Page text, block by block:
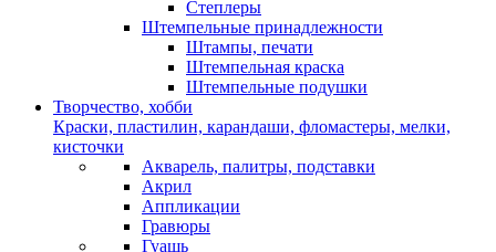
Степлеры
Штемпельные принадлежности
Штампы, печати
Штемпельная краска
Штемпельные подушки
Творчество, хобби
Краски, пластилин, карандаши, фломастеры, мелки,
кисточки
Акварель, палитры, подставки
Акрил
Аппликации
Гравюры
Гуашь